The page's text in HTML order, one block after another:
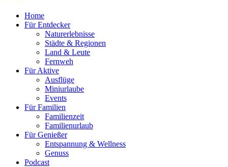
Home
Für Entdecker
Naturerlebnisse
Städte & Regionen
Land & Leute
Fernweh
Für Aktive
Ausflüge
Miniurlaube
Events
Für Familien
Familienzeit
Familienurlaub
Für Genießer
Entspannung & Wellness
Genuss
Podcast